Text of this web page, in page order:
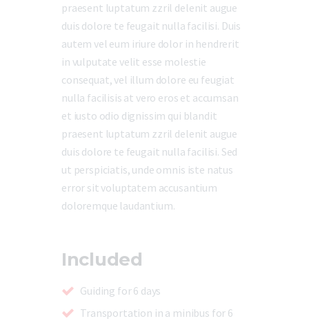
praesent luptatum zzril delenit augue
duis dolore te feugait nulla facilisi. Duis
autem vel eum iriure dolor in hendrerit
in vulputate velit esse molestie
consequat, vel illum dolore eu feugiat
nulla facilisis at vero eros et accumsan
et iusto odio dignissim qui blandit
praesent luptatum zzril delenit augue
duis dolore te feugait nulla facilisi. Sed
ut perspiciatis, unde omnis iste natus
error sit voluptatem accusantium
doloremque laudantium.
Included
Guiding for 6 days
Transportation in a minibus for 6